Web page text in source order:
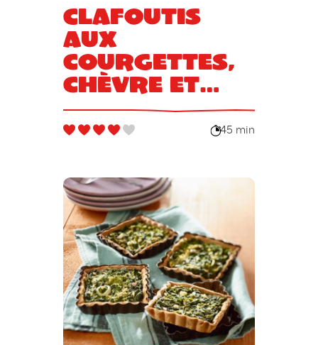
Clafoutis
aux
courgettes,
chèvre et
miel
45 min